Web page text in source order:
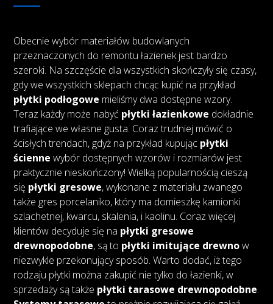
Obecnie wybór materiałów budowlanych
przeznaczonych do remontu łazienek jest bardzo
szeroki. Na szczęście dla wszystkich skończyły się czasy,
gdy we wszystkich sklepach chcąc kupić na przykład
płytki podłogowe mieliśmy dwa dostępne wzory.
Teraz każdy może nabyć płytki łazienkowe dokładnie
trafiające we własne gusta. Coraz trudniej mówić o
ścisłych trendach, gdyż na przykład kupując płytki
ścienne wybór dostępnych wzorów i rozmiarów jest
praktycznie nieskończony! Wielką popularnością cieszą
się płytki gresowe, wykonane z materiału zwanego
także gres porcelaniko, który ma domieszkę kamionki
szlachetnej, kwarcu, skalenia, i kaolinu. Coraz więcej
klientów decyduje się na płytki gresowe
drewnopodobne, są to płytki imitujące drewnow
niezwykle przekonujący sposób. Warto dodać, iż tego
rodzaju płytki można zakupić nie tylko do łazienki, w
sprzedaży są także płytki tarasowe drewnopodobne.